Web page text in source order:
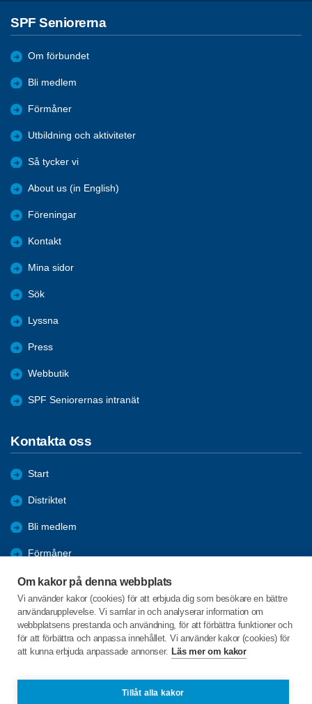
Om kakor på denna webbplats
Vi använder kakor (cookies) för att erbjuda dig som besökare en bättre
användarupplevelse. Vi samlar in och analyserar information om
webbplatsens prestanda och användning, för att förbättra funktioner och
för att förbättra och anpassa innehållet. Vi använder kakor (cookies) för
att kunna erbjuda anpassade annonser. Läs mer om kakor
Tillåt alla kakor
SPF Seniorerna
Om förbundet
Bli medlem
Förmåner
Utbildning och aktiviteter
Så tycker vi
About us (in English)
Föreningar
Kontakt
Mina sidor
Sök
Lyssna
Press
Webbutik
SPF Seniorernas intranät
Kontakta oss
Start
Distriktet
Bli medlem
Förmåner
Aktiviteter
Utbildning
Digitalisering
734 30 HALLSTAHAMMAR